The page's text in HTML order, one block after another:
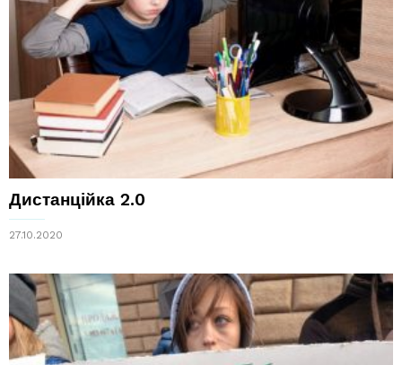
Дистанційка 2.0
27.10.2020